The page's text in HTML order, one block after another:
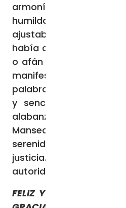
armonía única entre
humildad. La autoridad
ajustaba a los
había competencia, ni
o afán de lucirse. Era
manifestaba tanto en
palabra o de la acción
y sencillez. No hubo
alabanza personal, ni
Mansedumbre, dulzura,
serenidad,
justicia… fueron el
autoridad de sus
FELIZ Y BENDECIDO DIA